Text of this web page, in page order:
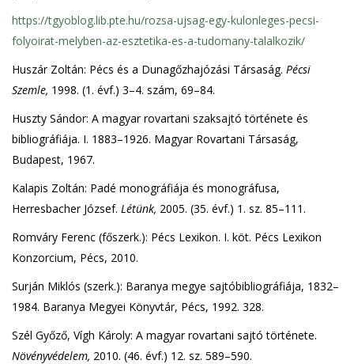
https://tgyoblog.lib.pte.hu/rozsa-ujsag-egy-kulonleges-pecsi-
folyoirat-melyben-az-esztetika-es-a-tudomany-talalkozik/
Huszár Zoltán: Pécs és a Dunagőzhajózási Társaság. Pécsi
Szemle, 1998. (1. évf.) 3–4. szám, 69–84.
Huszty Sándor: A magyar rovartani szaksajtó története és
bibliográfiája. I. 1883–1926. Magyar Rovartani Társaság,
Budapest, 1967.
Kalapis Zoltán: Padé monográfiája és monográfusa,
Herresbacher József. Létünk, 2005. (35. évf.) 1. sz. 85–111.
Romváry Ferenc (főszerk.): Pécs Lexikon. I. köt. Pécs Lexikon
Konzorcium, Pécs, 2010.
Surján Miklós (szerk.): Baranya megye sajtóbibliográfiája, 1832–
1984. Baranya Megyei Könyvtár, Pécs, 1992. 328.
Szél Győző, Vígh Károly: A magyar rovartani sajtó története.
Növényvédelem, 2010. (46. évf.) 12. sz. 589–590.